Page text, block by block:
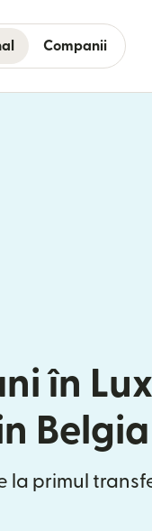
Companii
în
Belgia
la primul